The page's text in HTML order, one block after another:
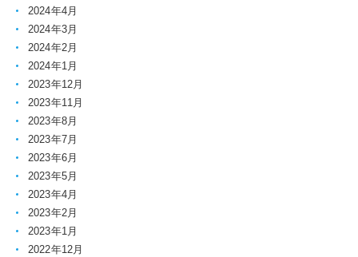
2024年4月
2024年3月
2024年2月
2024年1月
2023年12月
2023年11月
2023年8月
2023年7月
2023年6月
2023年5月
2023年4月
2023年2月
2023年1月
2022年12月